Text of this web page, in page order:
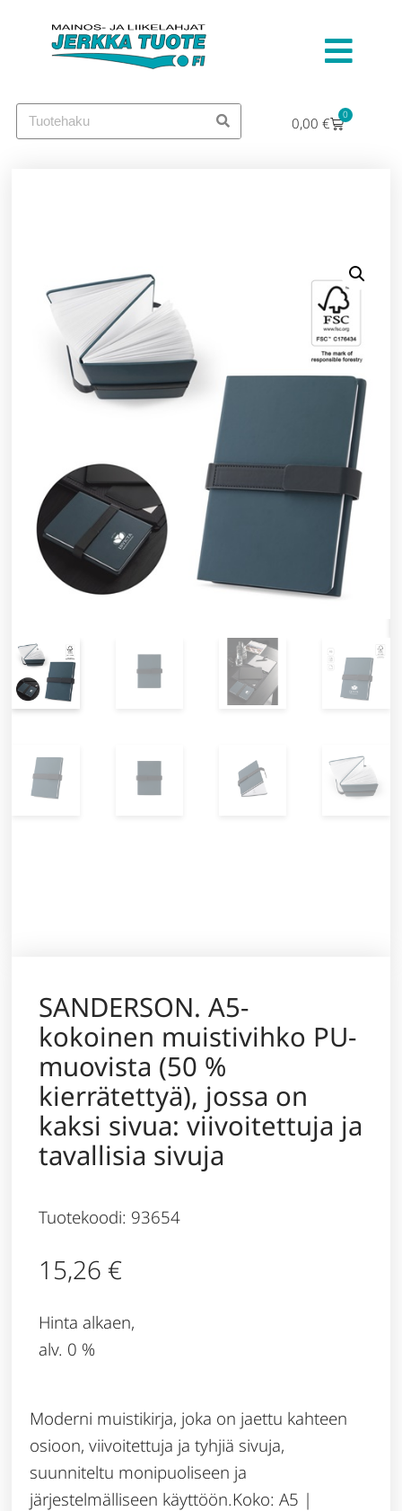
0,00 € 0
SANDERSON. A5-
kokoinen muistivihko PU-
muovista (50 %
kierrätettyä), jossa on
kaksi sivua: viivoitettuja ja
tavallisia sivuja
Tuotekoodi: 93654
15,26 €
Hinta alkaen,
alv. 0 %
Moderni muistikirja, joka on jaettu kahteen
osioon, viivoitettuja ja tyhjiä sivuja,
suunniteltu monipuoliseen ja
järjestelmälliseen käyttöön.Koko: A5 |